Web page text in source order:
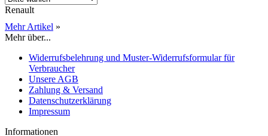
Renault
Mehr Artikel »
Mehr über...
Widerrufsbelehrung und Muster-Widerrufsformular für
Verbraucher
Unsere AGB
Zahlung & Versand
Datenschutzerklärung
Impressum
Informationen